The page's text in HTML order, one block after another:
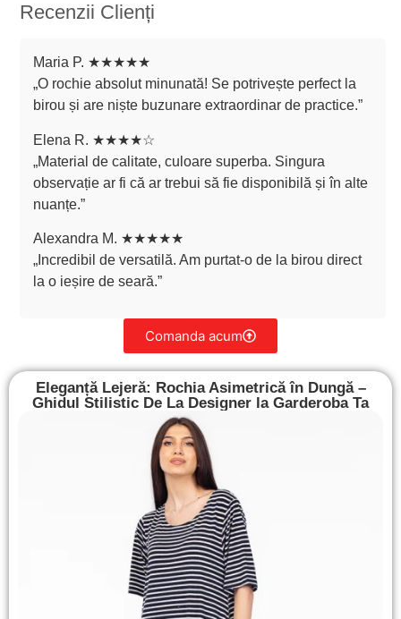
Recenzii Clienți
Maria P. ★★★★★
„O rochie absolut minunată! Se potrivește perfect la
birou și are niște buzunare extraordinar de practice.”
Elena R. ★★★★☆
„Material de calitate, culoare superba. Singura
observație ar fi că ar trebui să fie disponibilă și în alte
nuanțe.”
Alexandra M. ★★★★★
„Incredibil de versatilă. Am purtat-o de la birou direct
la o ieșire de seară.”
Comanda acum
Eleganță Lejeră: Rochia Asimetrică în Dungă –
Ghidul Stilistic De La Designer la Garderoba Ta